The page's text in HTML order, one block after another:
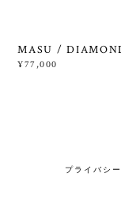
MASU /
¥77,000
プライバシ